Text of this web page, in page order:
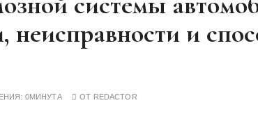
неисправности и
0МИНУТА ОТ REDACTOR